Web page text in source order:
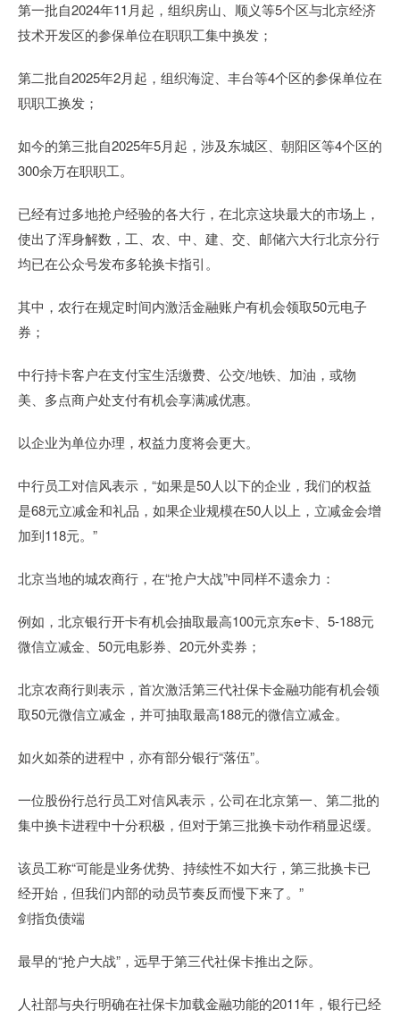
第一批自2024年11月起，组织房山、顺义等5个区与北京经济
技术开发区的参保单位在职职工集中换发；
第二批自2025年2月起，组织海淀、丰台等4个区的参保单位在
职职工换发；
如今的第三批自2025年5月起，涉及东城区、朝阳区等4个区的
300余万在职职工。
已经有过多地抢户经验的各大行，在北京这块最大的市场上，
使出了浑身解数，工、农、中、建、交、邮储六大行北京分行
均已在公众号发布多轮换卡指引。
其中，农行在规定时间内激活金融账户有机会领取50元电子
券；
中行持卡客户在支付宝生活缴费、公交/地铁、加油，或物
美、多点商户处支付有机会享满减优惠。
以企业为单位办理，权益力度将会更大。
中行员工对信风表示，“如果是50人以下的企业，我们的权益
是68元立减金和礼品，如果企业规模在50人以上，立减金会增
加到118元。”
北京当地的城农商行，在“抢户大战”中同样不遗余力：
例如，北京银行开卡有机会抽取最高100元京东e卡、5-188元
微信立减金、50元电影券、20元外卖券；
北京农商行则表示，首次激活第三代社保卡金融功能有机会领
取50元微信立减金，并可抽取最高188元的微信立减金。
如火如荼的进程中，亦有部分银行“落伍”。
一位股份行总行员工对信风表示，公司在北京第一、第二批的
集中换卡进程中十分积极，但对于第三批换卡动作稍显迟缓。
该员工称“可能是业务优势、持续性不如大行，第三批换卡已
经开始，但我们内部的动员节奏反而慢下来了。”
剑指负债端
最早的“抢户大战”，远早于第三代社保卡推出之际。
人社部与央行明确在社保卡加载金融功能的2011年，银行已经